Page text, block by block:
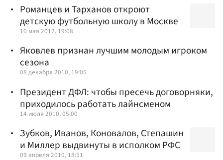
Романцев и Тарханов откроют
детскую футбольную школу в Москве
10 мая 2012, 19:08
Яковлев признан лучшим молодым игроком
сезона
08 декабря 2010, 19:05
Президент ДФЛ: чтобы пресечь договорняки,
приходилось работать лайнсменом
14 июля 2010, 05:00
Зубков, Иванов, Коновалов, Степашин
и Миллер выдвинуты в исполком РФС
09 апреля 2010, 18:51